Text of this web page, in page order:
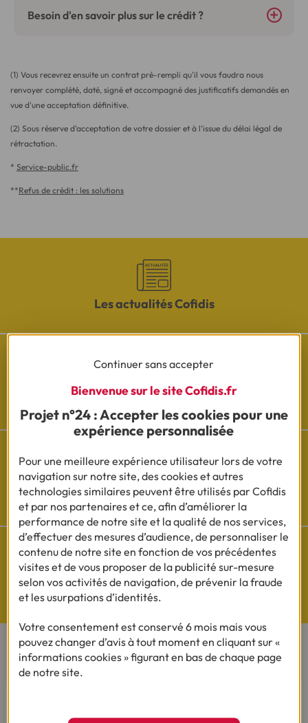
Besoin d'en savoir plus sur le crédit ?
(1) Vous recevrez ensuite un contrat pré-rempli qu'il vous faudra nous
renvoyer complété, daté, signé et accompagné des justificatifs demandés en
vue d'une acceptation définitive.
(2) Sous réserve d’acceptation de votre dossier et à l’issue du délai légal de
rétractation.
* Service-public.fr
**Refus de crédit : les solutions
Les actualités Cofidis
Besoin d'aide ?
Découvrez l'espace questions/réponses
Cofidis sur les
réseaux sociaux
Questions de Budget
CONTACTEZ-NOUS
Continuer sans accepter
Bienvenue sur le site Cofidis.fr
Projet n°24 : Accepter les cookies pour une
expérience personnalisée
Pour une meilleure expérience utilisateur lors de votre
navigation sur notre site, des cookies et autres
technologies similaires peuvent être utilisés par Cofidis
et par nos partenaires et ce, afin d’améliorer la
performance de notre site et la qualité de nos services,
d’effectuer des mesures d’audience, de personnaliser le
contenu de notre site en fonction de vos précédentes
visites et de vous proposer de la publicité sur-mesure
selon vos activités de navigation, de prévenir la fraude
et les usurpations d’identités.
Votre consentement est conservé 6 mois mais vous
pouvez changer d’avis à tout moment en cliquant sur «
informations cookies » figurant en bas de chaque page
de notre site.